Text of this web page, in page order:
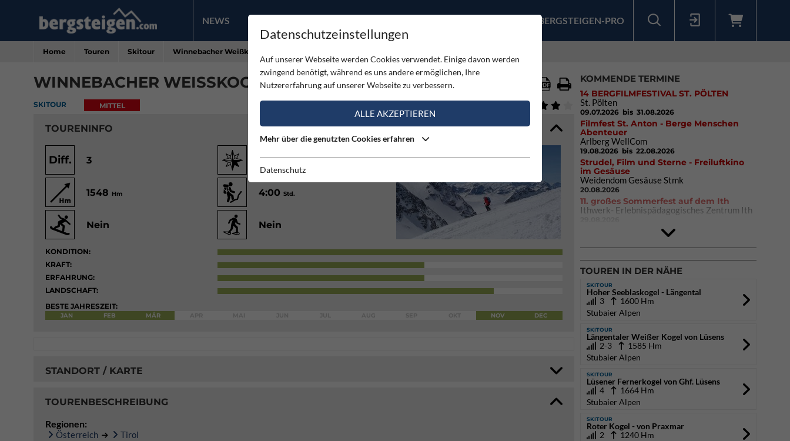
NEWS PRODUKTE BERGSTEIGEN-PRO
Home Touren Skitour Winnebacher Weißkogel von Lüsens
WINNEBACHER WEISSKOGEL VON LÜSENS
SKITOUR MITTEL
TOURENINFO
Diff. 3 Südost
1548 Hm 4:00Std.
Nein Nein
KONDITION:
KRAFT:
ERFAHRUNG:
LANDSCHAFT:
BESTE JAHRESZEIT:
JAN FEB MÄR NOV DEC
STANDORT / KARTE
TOURENBESCHREIBUNG
Regionen:
Österreich Tirol
KOMMENDE TERMINE
14 BERGFILMFESTIVAL ST. PÖLTEN
St. Pölten
09.07.2026 bis 31.08.2026
Filmfest St. Anton - Berge Menschen
Abenteuer
Arlberg WellCom
19.08.2026 bis 22.08.2026
Strudel, Film und Sterne - Freiluftkino
im Gesäuse
Weidendom Gesäuse Stmk
20.08.2026
11. großes Sommerfest auf dem Ith
Ithwerk- Erlebnispädagogisches Zentrum Ith
02.10.2026bis 04.10.2026
TOUREN IN DER NÄHE
SKITOUR
Hoher Seeblaskogel - Längental
3
1600 Hm
Stubaier Alpen
SKITOUR
Längentaler Weißer Kogel von Lüsens
2-3
1585 Hm
Stubaier Alpen
SKITOUR
Lüsener Fernerkogel von Ghf. Lüsens
4
1664 Hm
Stubaier Alpen
SKITOUR
Roter Kogel - von Praxmar
2
1240 Hm
Datenschutzeinstellungen
Auf unserer Webseite werden Cookies verwendet. Einige davon werden
zwingend benötigt, während es uns andere ermöglichen, Ihre
Nutzererfahrung auf unserer Webseite zu verbessern.
ALLE AKZEPTIEREN
Mehr über die genutzten Cookies erfahren
Datenschutz